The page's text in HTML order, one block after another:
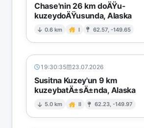
Chase'nin 26 km doÄŸu-
kuzeydoÄŸusunda, Alaska
0.6 km I 62.57, -149.65
19:30:35 23.07.2026
Susitna Kuzey'un 9 km
kuzeybatÄ±sÄ±nda, Alaska
5.0 km II 62.23, -149.97